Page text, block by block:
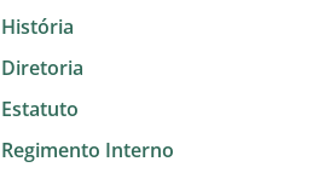
História
Diretoria
Estatuto
Regimento Interno